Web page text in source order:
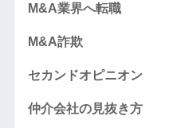
M&A業界へ転職
M&A詐欺
セカンドオピニオン
仲介会社の見抜き方